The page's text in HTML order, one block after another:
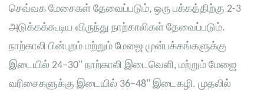
செவ்வக மேசைகள் தேவைப்படும், ஒரு பக்கத்திற்கு 2-3
அடுக்கக்கூடிய விருந்து நாற்காலிகள் தேவைப்படும்.
நாற்காலி பின்புறம் மற்றும் மேஜை முன்பக்கங்களுக்கு
இடையில் 24–30" நாற்காலி இடைவெளி, மற்றும் மேஜை
வரிசைகளுக்கு இடையில் 36–48" இடைகழி. முதலில்